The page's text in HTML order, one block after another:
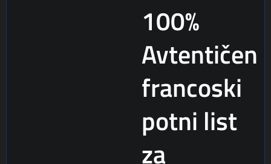
100%
Avtentičen
francoski
potni list
za